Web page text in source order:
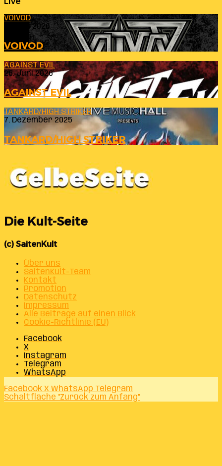
VOIVOD
23. Juli 2026
VOIVOD
AGAINST EVIL
26. Juni 2026
AGAINST EVIL
TANKARD/HIGH STRIKER
7. Dezember 2025
TANKARD/HIGH STRIKER
Die Kult-Seite
(c) SaitenKult
Über uns
SaitenKult-Team
Kontakt
Promotion
Datenschutz
Impressum
Alle Beiträge auf einen Blick
Cookie-Richtlinie (EU)
Facebook
X
Instagram
Telegram
WhatsApp
Facebook X WhatsApp Telegram
Schaltfläche "Zurück zum Anfang"